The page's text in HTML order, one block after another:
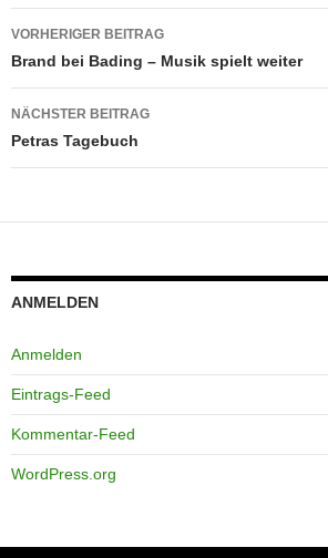
Beitragsnavigation
VORHERIGER BEITRAG
Brand bei Bading – Musik spielt weiter
NÄCHSTER BEITRAG
Petras Tagebuch
ANMELDEN
Anmelden
Eintrags-Feed
Kommentar-Feed
WordPress.org